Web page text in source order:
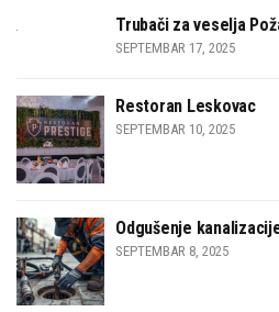
Trubači za veselja
SEPTEMBAR 17, 2025
Restoran Leskovac
SEPTEMBAR 10, 2025
Odgušenje
SEPTEMBAR 8, 2025